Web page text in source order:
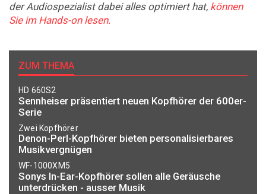
der Audiospezialist dabei alles optimiert hat, können
Sie im Hands-on lesen.
ZUM THEMA
HD 660S2
Sennheiser präsentiert neuen Kopfhörer der 600er-
Serie
Zwei Kopfhörer
Denon-Perl-Kopfhörer bieten personalisierbares
Musikvergnügen
WF-1000XM5
Sonys In-Ear-Kopfhörer sollen alle Geräusche
unterdrücken - ausser Musik